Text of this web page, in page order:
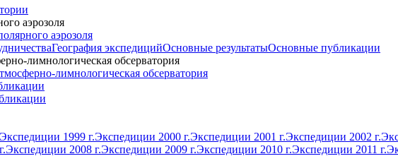
аэрозоля
аэрозоля
География экспедицийОсновные результатыОсновные публикации
лимнологическая обсерватория
лимнологическая обсерватория
Экспедиции 1999 г.Экспедиции 2000 г.Экспедиции 2001 г.Экспедиции 2002 г.
Экспедиции 2008 г.Экспедиции 2009 г.Экспедиции 2010 г.Экспедиции 2011 г.